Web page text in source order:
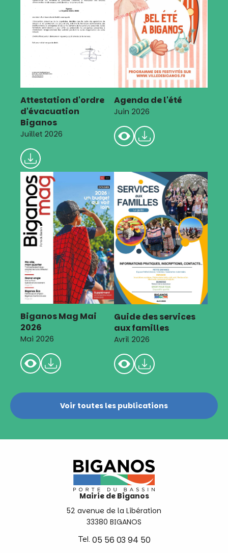
Attestation d'ordre
d'évacuation
Biganos
Juillet 2026
Agenda de l'été
Juin 2026
Biganos Mag Mai
2026
Mai 2026
Guide des services
aux familles
Avril 2026
Voir toutes les publications
Mairie de Biganos
52 avenue de la Libération
33380 BIGANOS
Tel. 05 56 03 94 50